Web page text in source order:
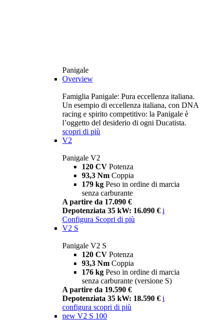
Panigale
Overview
Famiglia Panigale: Pura eccellenza italiana.
Un esempio di eccellenza italiana, con DNA
racing e spirito competitivo: la Panigale è
l’oggetto del desiderio di ogni Ducatista.
scopri di più
V2
Panigale V2
120 CV Potenza
93,3 Nm Coppia
179 kg Peso in ordine di marcia
senza carburante
A partire da 17.090 €
Depotenziata 35 kW: 16.090 € i
Configura Scopri di più
V2 S
Panigale V2 S
120 CV Potenza
93,3 Nm Coppia
176 kg Peso in ordine di marcia
senza carburante (versione S)
A partire da 19.590 €
Depotenziata 35 kW: 18.590 € i
configura scopri di più
new V2 S 100